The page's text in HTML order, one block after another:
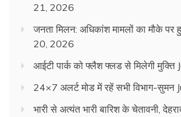
21, 2026
जनता मिलन: अधिकांश मामलों का मौके पर
20, 2026
आईटी पार्क को फ्लैश फ्लड से मिलेगी मुक्ति
24×7 अलर्ट मोड में रहें सभी विभाग-सुमन
भारी से अत्यंत भारी बारिश के चेतावनी,